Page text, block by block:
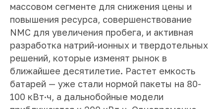
массовом сегменте для снижения цены и
повышения ресурса, совершенствование
NMC для увеличения пробега, и активная
разработка натрий-ионных и твердотельных
решений, которые изменят рынок в
ближайшее десятилетие. Растет емкость
батарей — уже стали нормой пакеты на 80-
100 кВт·ч, а дальнобойные модели